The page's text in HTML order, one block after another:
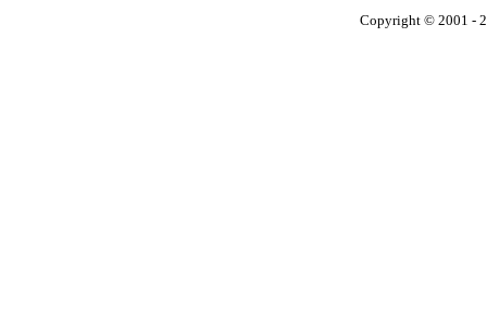
Copyright © 2001 -